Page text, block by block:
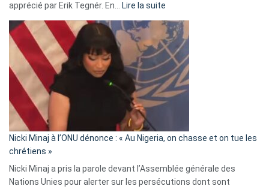
apprécié par Erik Tegnér. En… Lire la suite
Erik
Tegnér
exulte
:
« Zemmour
a
tout
parle
ses
tripes »
Nicki Minaj à l’ONU dénonce : « Au Nigeria, on chasse et on tue les
chrétiens »
Nicki Minaj a pris la parole devant l’Assemblée générale des
Nations Unies pour alerter sur les persécutions dont sont